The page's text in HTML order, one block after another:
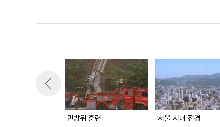
민방위 훈련 서울 시내 전경